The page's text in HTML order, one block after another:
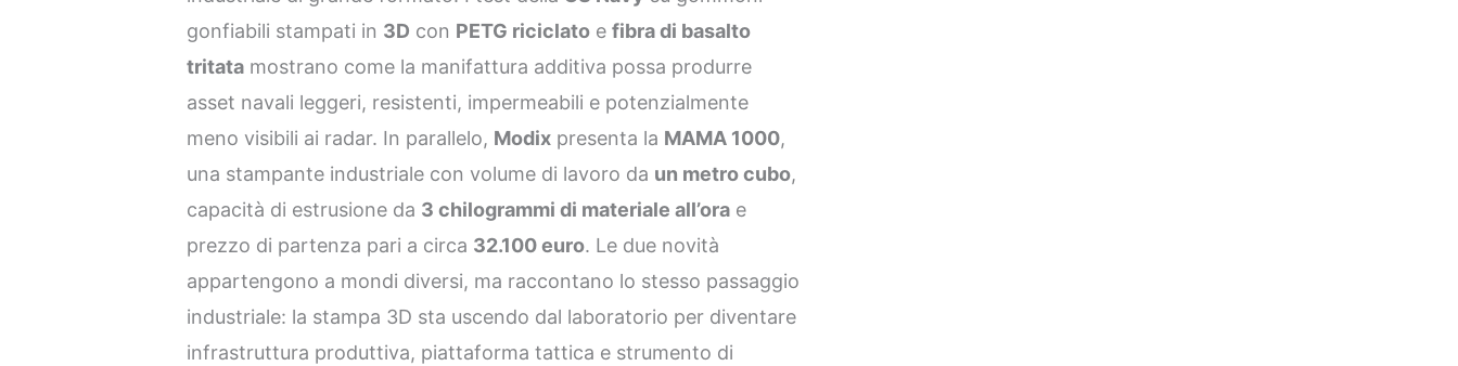
gonfiabili stampati in 3D con PETG riciclato efibra di basalto
tritata mostrano come la manifattura additiva possa produrre
asset navali leggeri, resistenti, impermeabili e potenzialmente
meno visibili ai radar. In parallelo, Modix presenta la MAMA 1000,
una stampante industriale con volume di lavoro da un metro cubo,
capacità di estrusione da 3 chilogrammi di materiale all’ora e
prezzo di partenza pari a circa 32.100 euro. Le due novità
appartengono a mondi diversi, ma raccontano lo stesso passaggio
industriale: la stampa 3D sta uscendo dal laboratorio per diventare
infrastruttura produttiva, piattaforma tattica e strumento di